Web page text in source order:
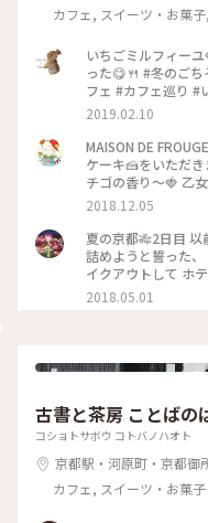
カフェ, スイーツ・お菓
いちごミルフィー
った😋🍴 #冬のご
フェ #カフェ巡り #
#苺 #strawberry #
2019.02.10
MAISON DE FROUGE ICHIGO NO OMISE〜🍓 イチゴのショート
ケーキ🍰をいただ
チゴの香り〜🍓 乙
購入〜楽しみっ❤️ #
2018.12.05
夏の京都🎋2日目 以前投稿したときが初めてで そのときに通い
詰めようと誓った、
イクアウトして ホテルで食
くす〜〜しながら
でした🍓 #京都 #カ
2018.05.01
古書と茶房 ことばの
コショトサボウ コトバノハオト
京都駅・河原町・京都御
カフェ, スイーツ・お菓子